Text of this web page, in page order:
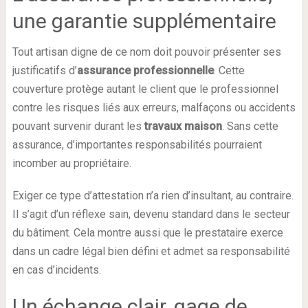
une garantie supplémentaire
Tout artisan digne de ce nom doit pouvoir présenter ses
justificatifs d’assurance professionnelle. Cette
couverture protège autant le client que le professionnel
contre les risques liés aux erreurs, malfaçons ou accidents
pouvant survenir durant lestravaux maison. Sans cette
assurance, d’importantes responsabilités pourraient
incomber au propriétaire.
Exiger ce type d’attestation n’a rien d’insultant, au contraire.
Il s’agit d’un réflexe sain, devenu standard dans le secteur
du bâtiment. Cela montre aussi que le prestataire exerce
dans un cadre légal bien défini et admet sa responsabilité
en cas d’incidents.